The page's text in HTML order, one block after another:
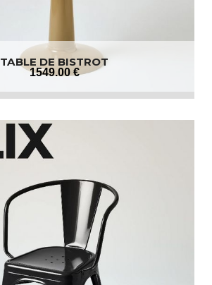
TABLE DE BISTROT
1549.00 €